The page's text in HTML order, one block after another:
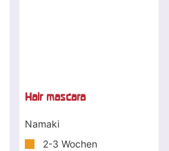
Hair mascara
Namaki
2-3 Wochen